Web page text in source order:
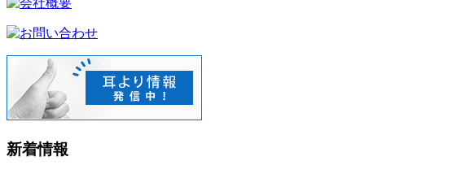
新着情報